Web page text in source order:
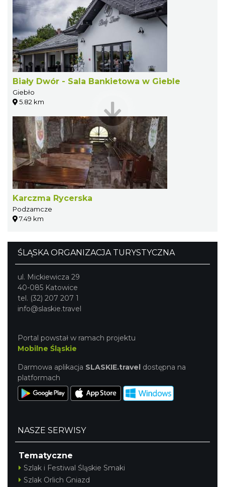
Biały Dwór - Sala Bankietowa w Gieble
Giebło
5.82 km
Karczma Rycerska
Podzamcze
7.49 km
ŚLĄSKA ORGANIZACJA TURYSTYCZNA
ul. Mickiewicza 29
40-085 Katowice
tel. (32) 207 207 1
info@slaskie.travel
Portal powstał w ramach projektu
Mobilne Śląskie
Darmowa aplikacja SLASKIE.travel dostępna na
platformach
NASZE SERWISY
Tematyczne
Szlak i Festiwal Śląskie Smaki
Szlak Orlich Gniazd